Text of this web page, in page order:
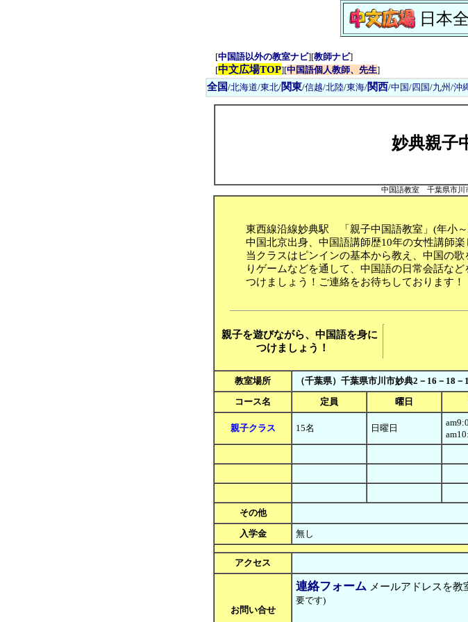
日本
[中国語以外の教室ナビ][教師ナビ]
[中文広場TOP][中国語個人教師、先生]
全国/北海道/東北/関東/信越/北陸/東海/関西/中国/四国/九州/沖
妙典親子
中国語教室 千葉県市川
東西線沿線妙典駅 「親子中国語教室」(年小～
中国北京出身、中国語講師歴10年の女性講師楽
当クラスはピンインの基本から教え、中国の
りゲームなどを通して、中国語の日常会話な
つけましょう！ご連絡をお待ちしております！
親子を遊びながら、中国語を身に
つけましょう！
教室場所
（千葉県）千葉県市川市妙典2－16－18－
コース名
定員 曜日
親子クラス 15名 日曜日
その他
入学金
無し
アクセス
お問い合せ
連絡フォーム メールアドレスを教
要です)